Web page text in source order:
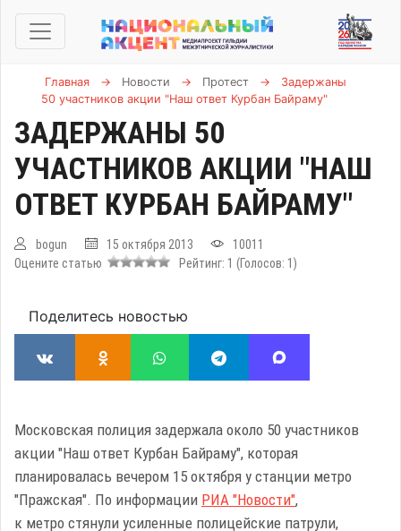
Главная → Новости → Протест →
Задержаны
50 участников акции "Наш ответ Курбан Байраму"
ЗАДЕРЖАНЫ 50
УЧАСТНИКОВ АКЦИИ "НАШ
ОТВЕТ КУРБАН БАЙРАМУ"
bogun 15 октября 2013
10011
Оцените статью
Рейтинг: 1 (Голосов: 1 )
Поделитесь новостью
Московская полиция задержала около 50 участников
акции "Наш ответ Курбан Байраму", которая
планировалась вечером 15 октября у станции метро
"Пражская". По информации РИА "Новости",
к метро стянули усиленные полицейские патрули,